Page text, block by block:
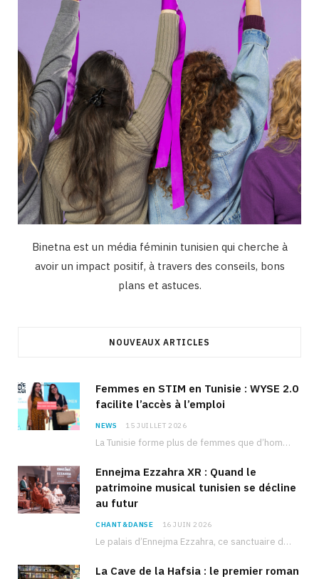
Binetna est un média féminin tunisien qui cherche à
avoir un impact positif, à travers des conseils, bons
plans et astuces.
NOUVEAUX ARTICLES
Femmes en STIM en Tunisie : WYSE 2.0
facilite l’accès à l’emploi
NEWS 15 JUILLET 2026
La Tunisie forme plus de femmes que d’hommes dans les filières scientifiques. Pourtant, pour beaucoup…
Ennejma Ezzahra XR : Quand le
patrimoine musical tunisien se décline
au futur
CHANT&DANSE 16 JUIN 2026
Le palais d’Ennejma Ezzahra, ce sanctuaire de la musique tunisienne et méditerranéenne construit par le…
La Cave de la Hafsia : le premier roman